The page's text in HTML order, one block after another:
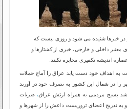
خبرها شنیده می شود و روزی نیست که
معتبر داخلی و خارجی، خبری از کشتارها و
اندیشه تکفیری مخابره نکنند.
به اهداف خود دست یابد عراق را آماج حملات
را در شمال این کشور به تصرف خود در آورند
بسیج مردمی به همراه ارتش عراق، ضربات
و به تدریج اعضای تروریست داعش را از شهرها و